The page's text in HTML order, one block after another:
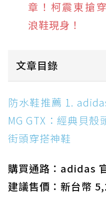
章！柯震東搶
浪鞋現身！
文章目錄
防水鞋推薦 1.
MG GTX：經典貝殼
頭穿搭神鞋
防水鞋推薦 2. New
防水鞋推薦 3.
經典 Dunk 輪廓加
打折
防水鞋推薦 1.
MG GTX：經典貝殼
街頭穿搭神鞋
購買通路：adidas
建議售價：新台幣